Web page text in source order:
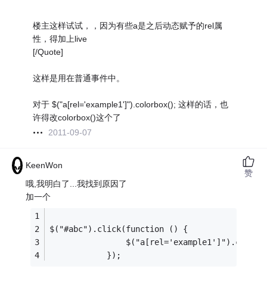
楼主这样试试，，因为有些a是之后动态赋予的rel属
性，得加上live
[/Quote]
这样是用在普通事件中。
对于 $("a[rel='example1']").colorbox(); 这样的话，也
许得改colorbox()这个了
2011-09-07
KeenWon
哦,我明白了...我找到原因了
加一个
$("#abc").click(function () {
	        });
赞